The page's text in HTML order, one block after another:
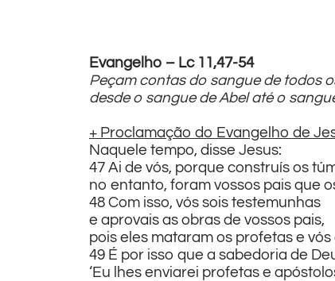
Evangelho – Lc 11,47-54
Peçam contas do sangue de todos
desde o sangue de Abel até o
+ Proclamação do Evangelho de
Naquele tempo, disse Jesus:
47 Ai de vós, porque construís os
no entanto, foram vossos pais que
48 Com isso, vós sois testemunhas
e aprovais as obras de vossos pais,
pois eles mataram os profetas e
49 É por isso que a sabedoria de
‘Eu lhes enviarei profetas e